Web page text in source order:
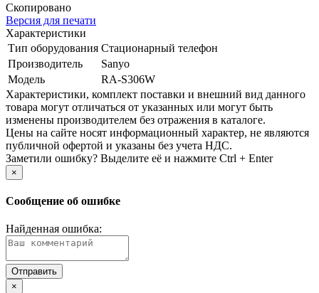
Скопировано
Версия для печати
Характеристики
Тип оборудования Стационарный телефон
Производитель
Sanyo
Модель
RA-S306W
Xарактеристики, комплект поставки и внешний вид данного
товара могут отличаться от указанных или могут быть
изменены производителем без отражения в каталоге.
Цены на сайте носят информационный характер, не являются
публичной офертой и указаны без учета НДС.
Заметили ошибку? Выделите её и нажмите Ctrl + Enter
×
Сообщение об ошибке
Найденная ошибка:
×